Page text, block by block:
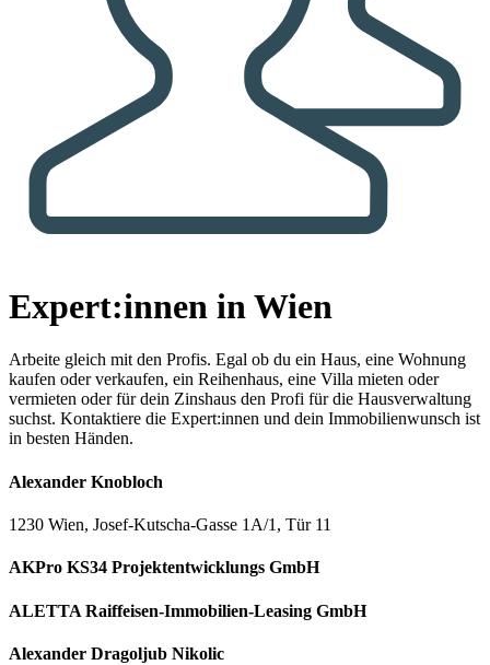
Expert:innen in Wien
Arbeite gleich mit den Profis. Egal ob du ein Haus, eine Wohnung
kaufen oder verkaufen, ein Reihenhaus, eine Villa mieten oder
vermieten oder für dein Zinshaus den Profi für die Hausverwaltung
suchst. Kontaktiere die Expert:innen und dein Immobilienwunsch ist
in besten Händen.
Alexander Knobloch
1230 Wien, Josef-Kutscha-Gasse 1A/1, Tür 11
AKPro KS34 Projektentwicklungs GmbH
ALETTA Raiffeisen-Immobilien-Leasing GmbH
Alexander Dragoljub Nikolic